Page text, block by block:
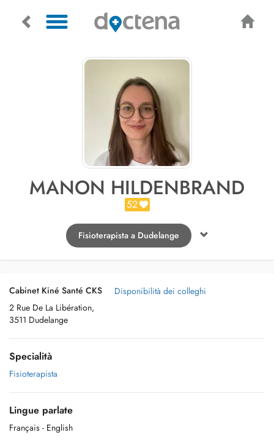
MANON HILDENBRAND
52
Fisioterapista a Dudelange
Cabinet Kiné Santé CKS
2 Rue De La Libération,
3511 Dudelange
Disponibilità dei colleghi
Specialità
Fisioterapista
Lingue parlate
Français - English